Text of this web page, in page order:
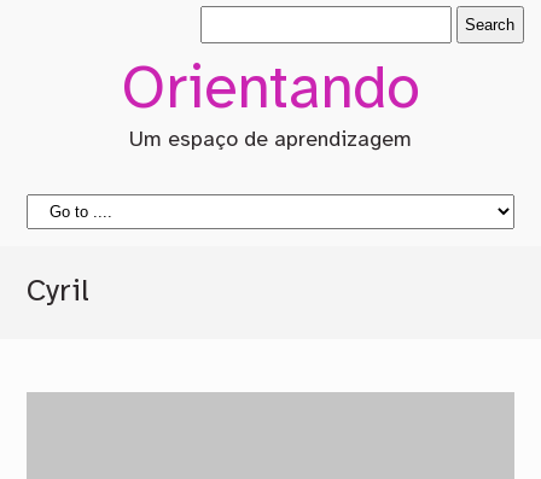
Orientando
Um espaço de aprendizagem
Cyril